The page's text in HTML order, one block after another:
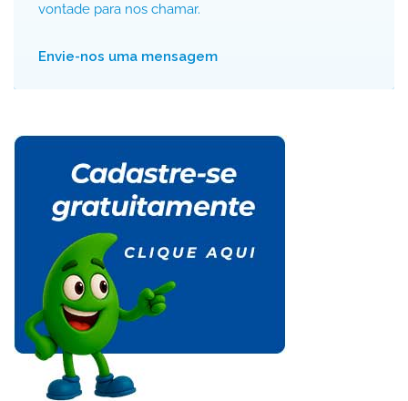
vontade para nos chamar.
Envie-nos uma mensagem